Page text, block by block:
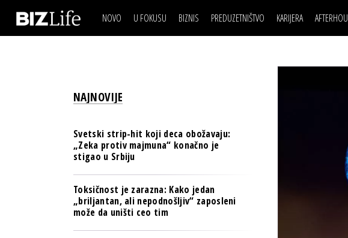
NOVO U FOKUSU BIZNIS
BANKE
TECH I AI
BIZNIS & SPORT
PULS REGIONA
PREDUZETNIŠTVO KARIJERA
IZJAVA DANABIZNIS SCENA
BREND I KOMUNIKACIJE
OSIGURANJE
TECH I AI
PULS REGIONA
POSAO
MOJ UGAO
FILM
NAJNOVIJE
Svetski strip-hit koji deca obožavaju:
„Zeka protiv majmuna“ konačno je
stigao u Srbiju
Toksičnost je zarazna: Kako jedan
„briljantan, ali nepodnošljiv“ zaposleni
može da uništi ceo tim